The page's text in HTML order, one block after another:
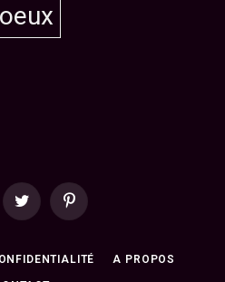
Twitter Pinterest
A PROPOS